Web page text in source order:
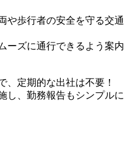
や歩行者の安全を守る交通
ーズに通行できるよう案内
、定期的な出社は不要！
し、勤務報告もシンプルに